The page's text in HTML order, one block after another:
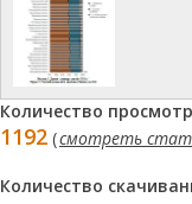
Количество
1192 (смотреть
Количество